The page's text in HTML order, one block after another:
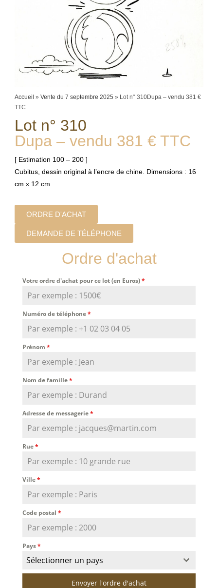
Accueil » Vente du 7 septembre 2025 » Lot n° 310Dupa – vendu 381 €
TTC
Lot n° 310
Dupa – vendu 381 € TTC
[ Estimation 100 – 200 ]
Cubitus, dessin original à l’encre de chine. Dimensions : 16
cm x 12 cm.
ORDRE D'ACHAT
DEMANDE DE TÉLÉPHONE
Ordre d'achat
Votre ordre d'achat pour ce lot (en Euros)*
Numéro de téléphone*
Prénom *
Nom de famille*
Adresse de messagerie*
Rue*
Ville*
Code postal *
Pays*
Sélectionner un pays
Envoyer l'ordre d'achat